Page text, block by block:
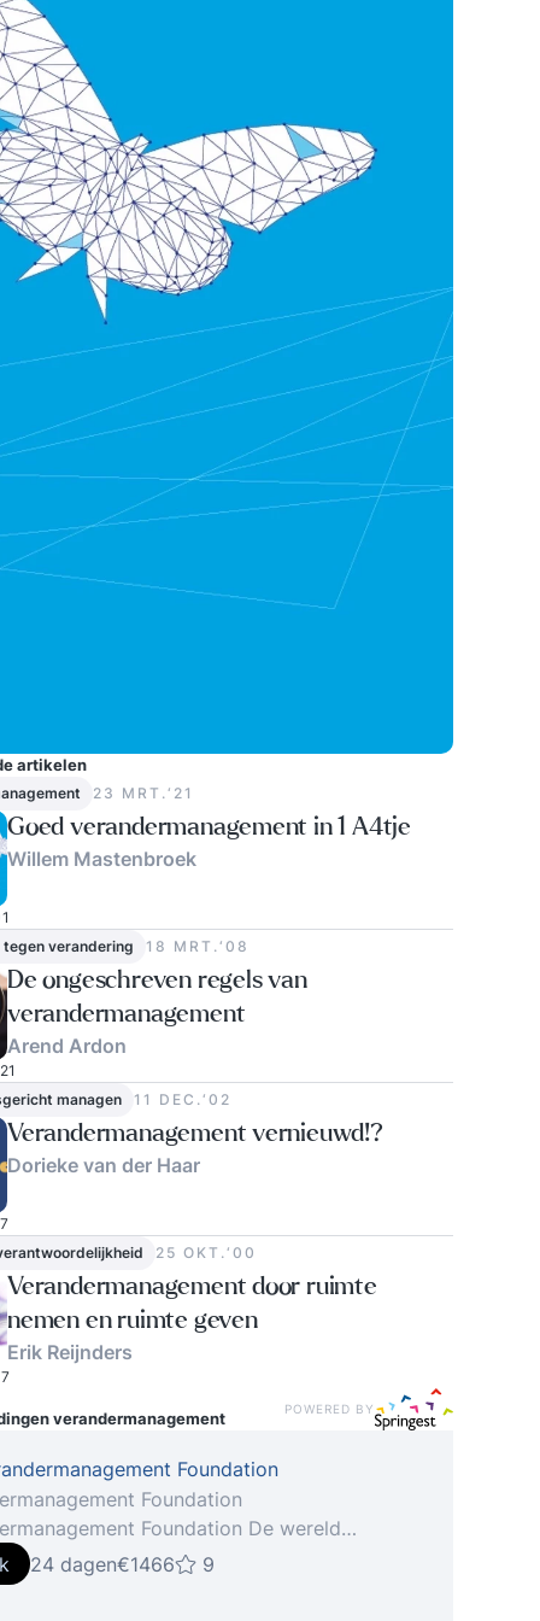
artikelen
23 MRT.‘21
Goed verandermanagement in 1 A4tje
Willem Mastenbroek
1
verandering
18 MRT.‘08
De ongeschreven regels van
verandermanagement
Arend Ardon
21
managen
11 DEC.‘02
Verandermanagement vernieuwd!?
Dorieke van der Haar
25 OKT.‘00
Verandermanagement door ruimte
nemen en ruimte geven
Erik Reijnders
7
verandermanagement POWERED BY
Foundation
Foundation
Foundation De wereld
voortdurend. Organisaties moeten steeds
deze veranderingen kunnen inspelen. Dit
24 dagen€1466 9